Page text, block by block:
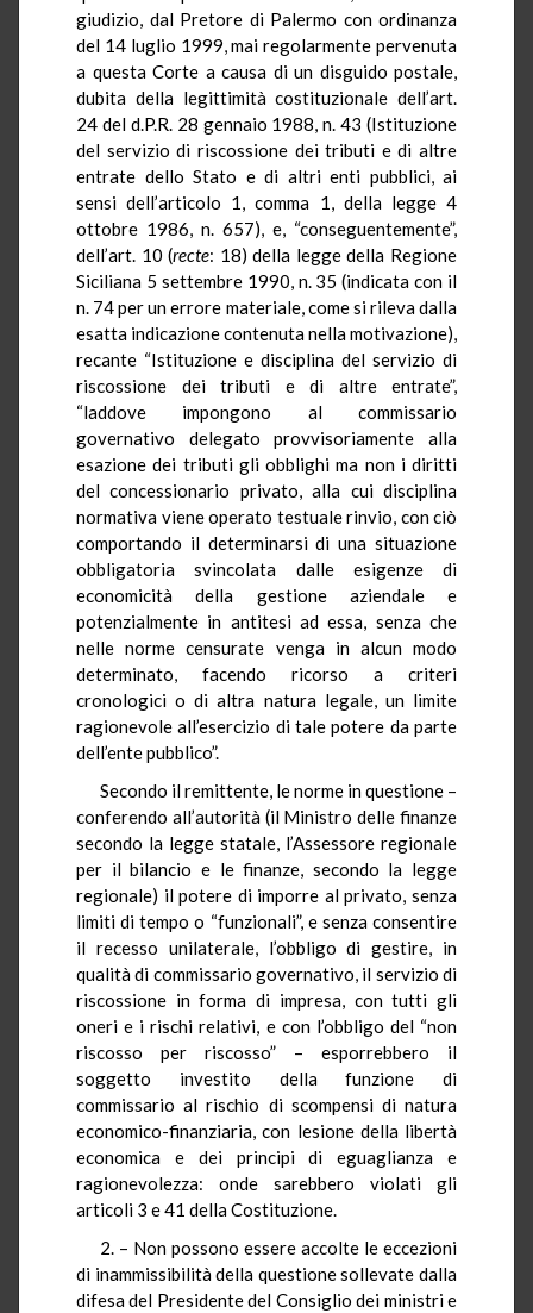
giudizio, dal Pretore di Palermo con ordinanza
del 14 luglio 1999, mai regolarmente pervenuta
a questa Corte a causa di un disguido postale,
dubita della legittimità costituzionale dell’art.
24 del d.P.R. 28 gennaio 1988, n. 43 (Istituzione
del servizio di riscossione dei tributi e di altre
entrate dello Stato e di altri enti pubblici, ai
sensi dell’articolo 1, comma 1, della legge 4
ottobre 1986, n. 657), e, “conseguentemente”,
dell’art. 10 (recte: 18) della legge della Regione
Siciliana 5 settembre 1990, n. 35 (indicata con il
n. 74 per un errore materiale, come si rileva dalla
esatta indicazione contenuta nella motivazione),
recante “Istituzione e disciplina del servizio di
riscossione dei tributi e di altre entrate”,
“laddove impongono al commissario
governativo delegato provvisoriamente alla
esazione dei tributi gli obblighi ma non i diritti
del concessionario privato, alla cui disciplina
normativa viene operato testuale rinvio, con ciò
comportando il determinarsi di una situazione
obbligatoria svincolata dalle esigenze di
economicità della gestione aziendale e
potenzialmente in antitesi ad essa, senza che
nelle norme censurate venga in alcun modo
determinato, facendo ricorso a criteri
cronologici o di altra natura legale, un limite
ragionevole all’esercizio di tale potere da parte
dell’ente pubblico”.
Secondo il remittente, le norme in questione –
conferendo all’autorità (il Ministro delle finanze
secondo la legge statale, l’Assessore regionale
per il bilancio e le finanze, secondo la legge
regionale) il potere di imporre al privato, senza
limiti di tempo o “funzionali”, e senza consentire
il recesso unilaterale, l’obbligo di gestire, in
qualità di commissario governativo, il servizio di
riscossione in forma di impresa, con tutti gli
oneri e i rischi relativi, e con l’obbligo del “non
riscosso per riscosso” – esporrebbero il
soggetto investito della funzione di
commissario al rischio di scompensi di natura
economico-finanziaria, con lesione della libertà
economica e dei principi di eguaglianza e
ragionevolezza: onde sarebbero violati gli
articoli 3 e 41 della Costituzione.
2. – Non possono essere accolte le eccezioni
di inammissibilità della questione sollevate dalla
difesa del Presidente del Consiglio dei ministri e